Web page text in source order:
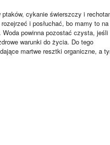
ptaków, cykanie świerszczy i
i posłuchać, bo mamy to na
Woda powinna pozostać czysta, jeśli
warunki do życia. Do tego
martwe resztki organiczne, a